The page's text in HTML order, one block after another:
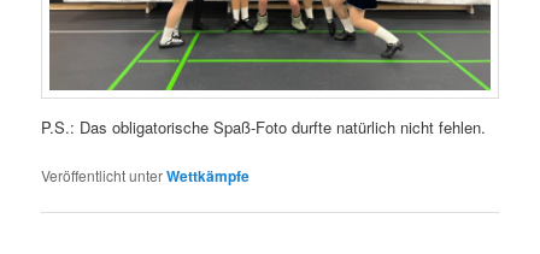
P.S.: Das obligatorische Spaß-Foto durfte natürlich nicht fehlen.
Veröffentlicht unterWettkämpfe